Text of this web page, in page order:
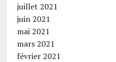
juillet 2021
juin 2021
mai 2021
mars 2021
février 2021